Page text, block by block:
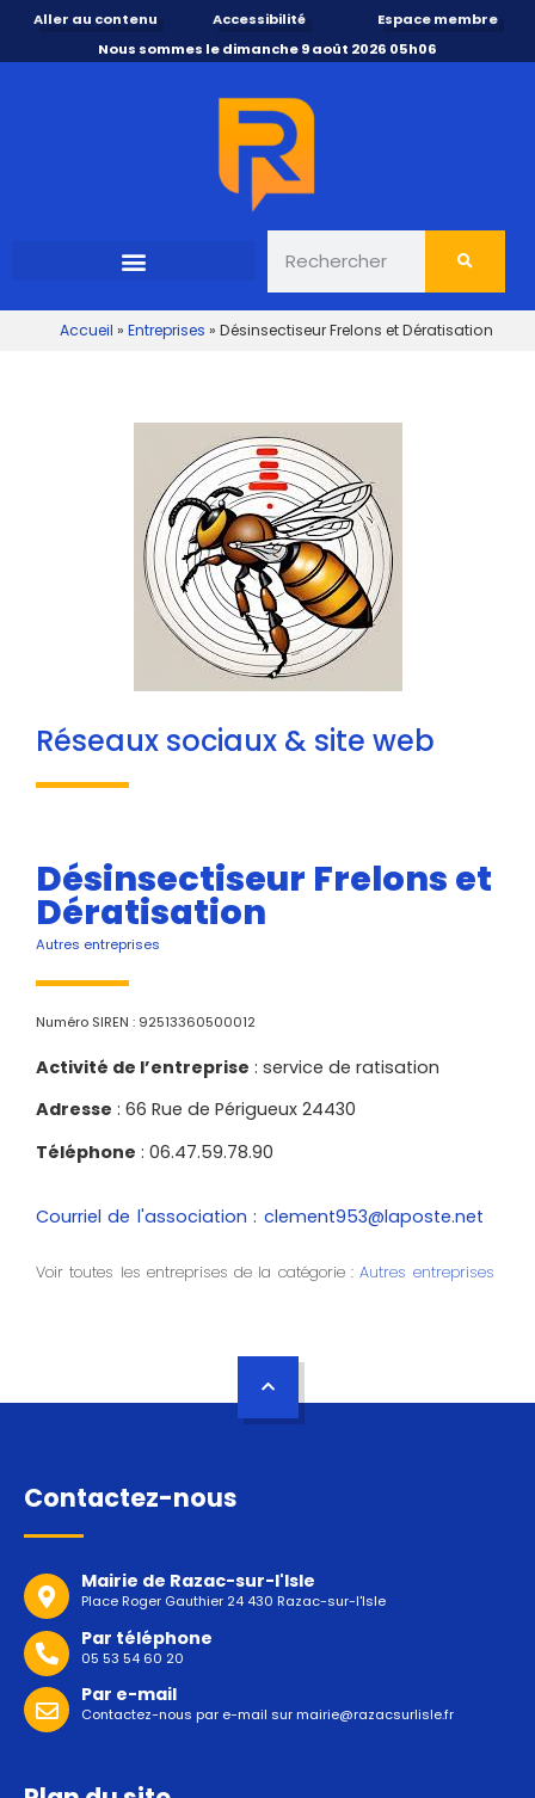
Aller au contenu Accessibilité
Espace membre
Nous sommes le dimanche 9 août 2026 05h06
Accueil » Entreprises » Désinsectiseur Frelons et Dératisation
Réseaux sociaux & site web
Désinsectiseur Frelons et
Dératisation
Autres entreprises
Numéro SIREN : 92513360500012
Activité de l’entreprise : service de ratisation
Adresse : 66 Rue de Périgueux 24430
Téléphone : 06.47.59.78.90
Courriel de l'association : clement953@laposte.net
Voir toutes les entreprises de la catégorie :Autres entreprises
Contactez-nous
Mairie de Razac-sur-l'Isle
Place Roger Gauthier 24 430 Razac-sur-l'Isle
Par téléphone
05 53 54 60 20
Par e-mail
Contactez-nous par e-mail surmairie@razacsurlisle.fr